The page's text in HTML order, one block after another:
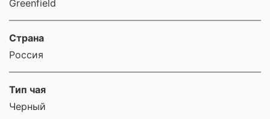
Greenfield
Страна
Россия
Тип чая
Черный